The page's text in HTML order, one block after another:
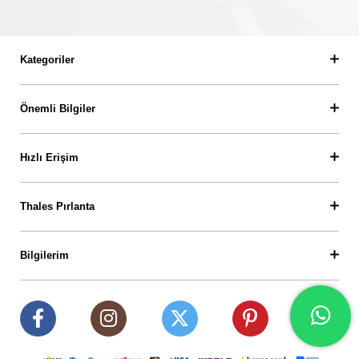
Kategoriler
Önemli Bilgiler
Hızlı Erişim
Thales Pırlanta
Bilgilerim